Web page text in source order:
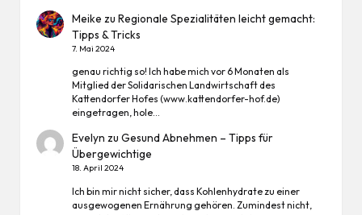
Meike zuRegionale Spezialitäten leicht gemacht:
Tipps & Tricks
7. Mai 2024
genau richtig so! Ich habe mich vor 6 Monaten als
Mitglied der Solidarischen Landwirtschaft des
Kattendorfer Hofes (www.kattendorfer-hof.de)
eingetragen, hole…
Evelyn zuGesund Abnehmen – Tipps für
Übergewichtige
18. April 2024
Ich bin mir nicht sicher, dass Kohlenhydrate zu einer
ausgewogenen Ernährung gehören. Zumindest nicht,